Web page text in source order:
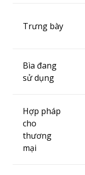
Trưng bày
Bìa đang
sử dụng
Hợp pháp
cho
thương
mại